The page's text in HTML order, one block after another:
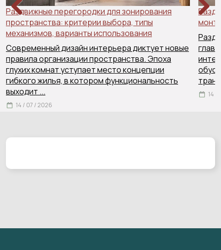
Раздвижные перегородки для зонирования
пространства: критерии выбора, типы
механизмов, варианты использования
Современный дизайн интерьера диктует новые
правила организации пространства. Эпоха
глухих комнат уступает место концепции
гибкого жилья, в котором функциональность
выходит ...
14 / 07 / 2026
14 /
Previous Next